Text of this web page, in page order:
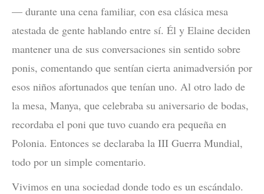
— durante una cena familiar, con esa clásica mesa
atestada de gente hablando entre sí. Él y Elaine deciden
mantener una de sus conversaciones sin sentido sobre
ponis, comentando que sentían cierta animadversión por
esos niños afortunados que tenían uno. Al otro lado de
la mesa, Manya, que celebraba su aniversario de bodas,
recordaba el poni que tuvo cuando era pequeña en
Polonia. Entonces se declaraba la III Guerra Mundial,
todo por un simple comentario.
Vivimos en una sociedad donde todo es un escándalo.